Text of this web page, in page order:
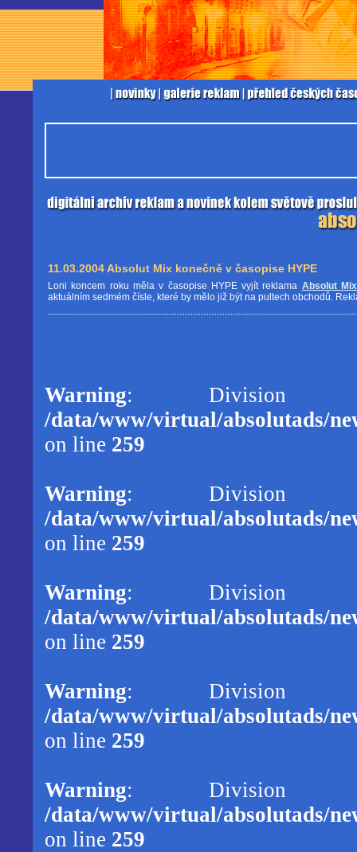
11.03.2004 Absolut Mix konečně v časopise HYPE
Loni koncem roku měla v časopise HYPE vyjít reklama Absolut Mix
aktuálním sedmém čísle, které by mělo již být na pultech obchodů.
Warning: Division
/data/www/virtual/absolutads/
on line 259
Warning: Division
/data/www/virtual/absolutads/
on line 259
Warning: Division
/data/www/virtual/absolutads/
on line 259
Warning: Division
/data/www/virtual/absolutads/
on line 259
Warning: Division
/data/www/virtual/absolutads/
on line 259